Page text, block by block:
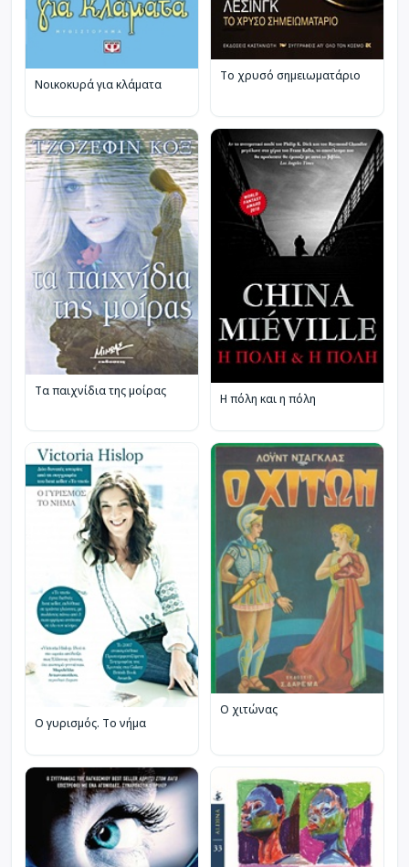
Νοικοκυρά για κλάματα
Το χρυσό σημειωματάριο
Τα παιχνίδια της μοίρας
Η πόλη και η πόλη
Ο γυρισμός. Το νήμα
Ο χιτώνας